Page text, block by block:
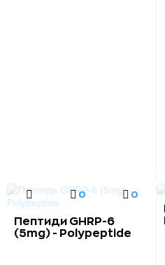
0 0
Пептиди GHRP-6
(5mg) - Polypeptide